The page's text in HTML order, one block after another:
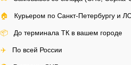
🏠 Курьером по Санкт-Петербургу и
📦 До терминала ТК в вашем городе
✈️ По всей России